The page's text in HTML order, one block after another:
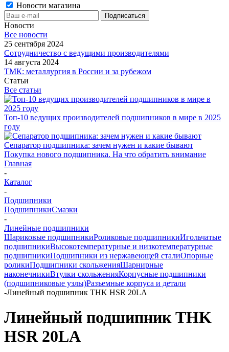
Новости магазина
Новости
Все новости
25 сентября 2024
Сотрудничество с ведущими производителями
14 августа 2024
ТМК: металлургия в России и за рубежом
Статьи
Все статьи
Топ-10 ведущих производителей подшипников в мире в 2025
году
Сепаратор подшипника: зачем нужен и какие бывают
Покупка нового подшипника. На что обратить внимание
Главная
-
Каталог
-
Подшипники
ПодшипникиСмазки
-
Линейные подшипники
Шариковые подшипникиРоликовые подшипникиИгольчатые
подшипникиВысокотемпературные и низкотемпературные
подшипникиПодшипники из нержавеющей сталиОпорные
роликиПодшипники скольженияШарнирные
наконечникиВтулки скольженияКорпусные подшипники
(подшипниковые узлы)Разъемные корпуса и детали
-Линейный подшипник THK HSR 20LA
Линейный подшипник THK
HSR 20LA